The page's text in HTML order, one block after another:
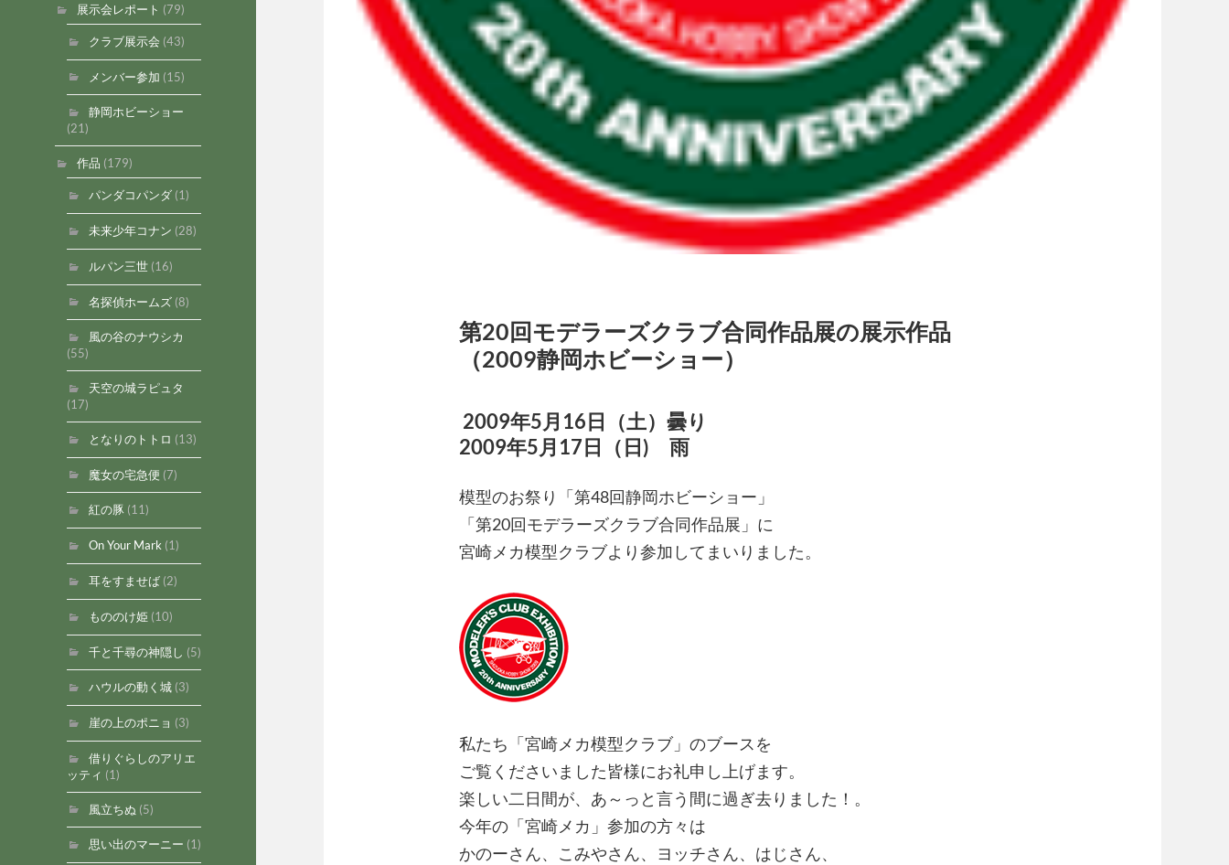
展示会レポート (79)
クラブ展示会 (43)
メンバー参加 (15)
静岡ホビーショー
(21)
作品 (179)
パンダコパンダ(1)
未来少年コナン (28)
ルパン三世(16)
名探偵ホームズ(8)
風の谷のナウシカ
(55)
天空の城ラピュタ
(17)
となりのトトロ (13)
魔女の宅急便 (7)
紅の豚(11)
On Your Mark(1)
耳をすませば(2)
もののけ姫 (10)
千と千尋の神隠し (5)
ハウルの動く城(3)
崖の上のポニョ (3)
借りぐらしのアリエ
ッティ (1)
風立ちぬ (5)
思い出のマーニー (1)
第20回モデラーズクラブ合同作品展の展示作品
（2009静岡ホビーショー）
2009年5月16日 （土）曇り
2009年5月17日（日) 雨
模型のお祭り「第48回静岡ホビーショー」
「第20回モデラーズクラブ合同作品展」に
宮崎メカ模型クラブより参加してまいりました。
私たち「宮崎メカ模型クラブ」のブースを
ご覧くださいました皆様にお礼申し上げます。
楽しい二日間が、あ～っと言う間に過ぎ去りました！。
今年の「宮崎メカ」参加の方々は
かのーさん、こみやさん、ヨッチさん、はじさん、